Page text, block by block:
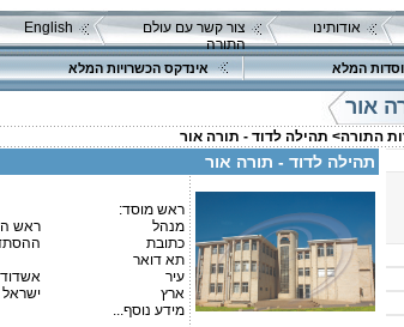
אודותינו
צור קשר עם עולם
התורה
English
המלא אינדקס הכשרויות המלא
אור
התורה> תהילה לדוד - תורה אור
תהילה לדוד - תורה אור
ראש מוסד:
מנהל
ראש
כתובת
תא דואר
עיר
אשדוד
ארץ
ישראל
מידע נוסף...